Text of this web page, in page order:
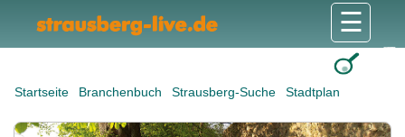
Startseite Branchenbuch Strausberg-Suche Stadtplan
☰